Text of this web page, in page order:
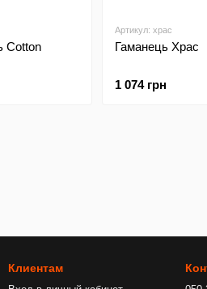
Cotton
Артикул: xpac
Гаманець Xpac
1 074 грн
Клиентам